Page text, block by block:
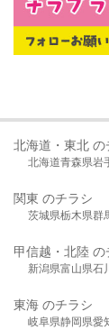
北海道・東北 の
北海道青森県岩
関東 のチラシ
茨城県栃木県群
甲信越・北陸 の
新潟県富山県石
東海 のチラシ
岐阜県静岡県愛